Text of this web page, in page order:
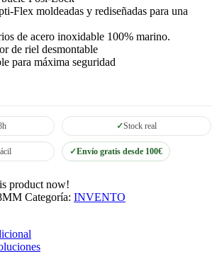
Flex moldeadas y rediseñadas para una
de acero inoxidable 100% marino.
de riel desmontable
para máxima seguridad
Stock real
Envío gratis desde 100€
product now!
Categoría: INVENTO